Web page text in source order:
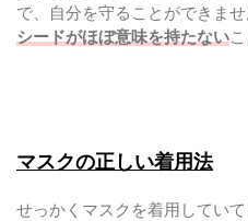
で、自分を守ることができま
シードがほぼ意味を持たない
マスクの正しい着用法
せっかくマスクを着用してい